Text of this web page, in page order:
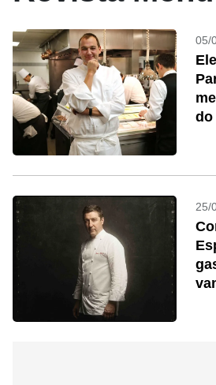
05/
do
25/